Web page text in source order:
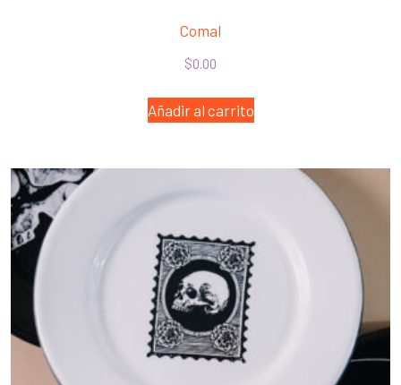
Comal
$0.00
Añadir al carrito